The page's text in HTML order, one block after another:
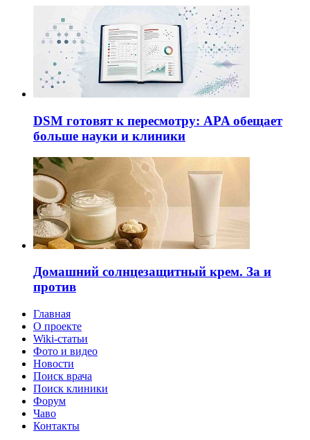
DSM готовят к пересмотру: APA обещает
больше науки и клиники
Домашний солнцезащитный крем. За и
против
Главная
О проекте
Wiki-статьи
Фото и видео
Новости
Поиск врача
Поиск клиники
Форум
Чаво
Контакты